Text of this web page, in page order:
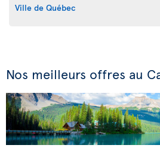
Ville de Québec
Nos meilleurs offres au